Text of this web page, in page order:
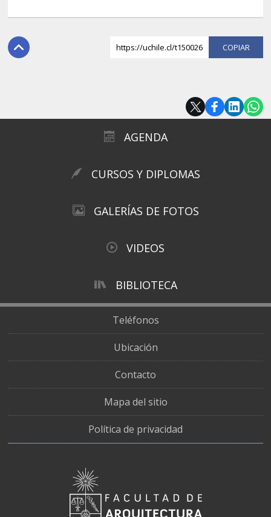
https://uchile.cl/t150026
AGENDA
CURSOS Y DIPLOMAS
GALERÍAS DE FOTOS
VIDEOS
BIBLIOTECA
Teléfonos
Ubicación
Contacto
Mapa del sitio
Política de privacidad